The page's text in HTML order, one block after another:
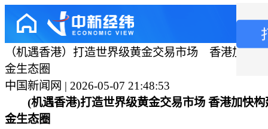
（机遇香港）打造世界级黄金交易市场 香港加快
金生态圈
中国新闻网 | 2026-05-07 21:48:53
(机遇香港)打造世界级黄金交易市场 香港加快
金生态圈